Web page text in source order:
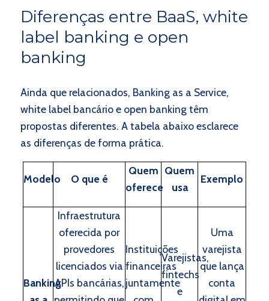
Diferenças entre BaaS, white
label banking e open
banking
Ainda que relacionados, Banking as a Service,
white label bancário e open banking têm
propostas diferentes. A tabela abaixo esclarece
as diferenças de forma prática.
Modelo O que é
Quem
oferece
Quem
usa
Exemplo
Banking
Infraestrutura
oferecida por
provedores
licenciados via
APIs bancárias,
Instituições
financeiras
juntamente
Varejistas,
fintechs
e
Uma
varejista
que lança
conta